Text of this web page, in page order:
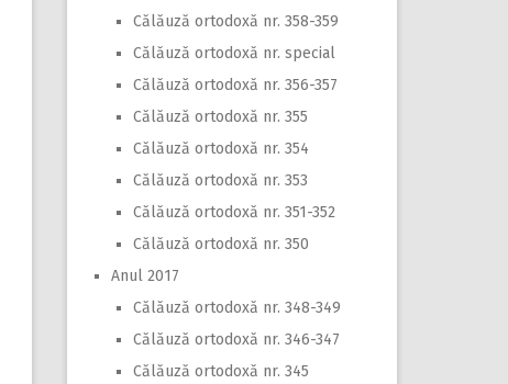
Călăuză ortodoxă nr. 358-359
Călăuză ortodoxă nr. special
Călăuză ortodoxă nr. 356-357
Călăuză ortodoxă nr. 355
Călăuză ortodoxă nr. 354
Călăuză ortodoxă nr. 353
Călăuză ortodoxă nr. 351-352
Călăuză ortodoxă nr. 350
Anul 2017
Călăuză ortodoxă nr. 348-349
Călăuză ortodoxă nr. 346-347
Călăuză ortodoxă nr. 345